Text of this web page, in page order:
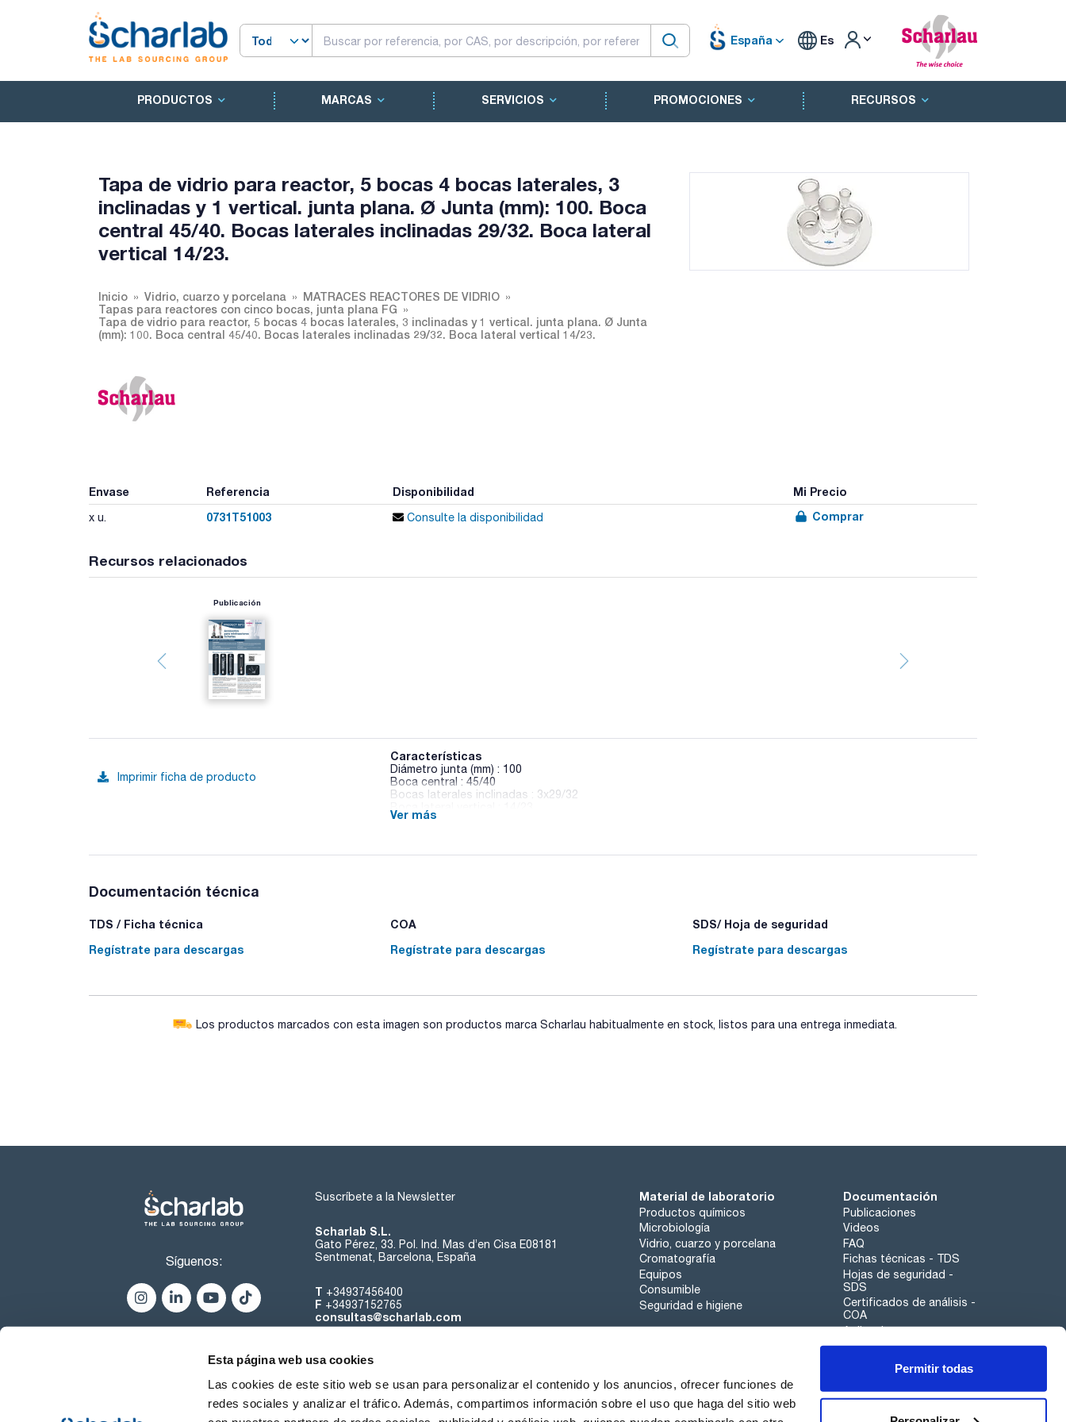
Esta página web usa cookies
Las cookies de este sitio web se usan para personalizar el contenido y los anuncios, ofrecer funciones de
redes sociales y analizar el tráfico. Además, compartimos información sobre el uso que haga del sitio web
Permitir todas
España Es
PRODUCTOS MARCAS SERVICIOS PROMOCIONES RECURSOS
Tapa de vidrio para reactor, 5 bocas 4 bocas laterales, 3
inclinadas y 1 vertical. junta plana. Ø Junta (mm): 100. Boca
central 45/40. Bocas laterales inclinadas 29/32. Boca lateral
vertical 14/23.
Inicio Vidrio, cuarzo y porcelana
MATRACES REACTORES DE VIDRIO
Tapas para reactores con cinco bocas, junta plana FG
Tapa de vidrio para reactor, 5 bocas 4 bocas laterales, 3 inclinadas y 1 vertical. junta plana. Ø Junta
(mm): 100. Boca central 45/40. Bocas laterales inclinadas 29/32. Boca lateral vertical 14/23.
Envase Referencia Disponibilidad Mi Precio
x u. 0731T51003 Consulte la disponibilidad Comprar
Recursos relacionados
Publicación
Imprimir ficha de producto
Características
Diámetro junta (mm) : 100
Boca central : 45/40
Bocas laterales inclinadas : 3x29/32
Pack (u.) : 1
Ver más
Documentación técnica
TDS / Ficha técnica
Regístrate para descargas
COA
Regístrate para descargas
SDS/ Hoja de seguridad
Regístrate para descargas
Los productos marcados con esta imagen son productos marca Scharlau habitualmente en stock, listos para una entrega inmediata.
Síguenos:
Suscríbete a la Newsletter
Scharlab S.L.
Gato Pérez, 33. Pol. Ind. Mas d’en Cisa E08181
Sentmenat, Barcelona, España
T +34937456400
F +34937152765
consultas@scharlab.com
Material de laboratorio
Productos químicos
Microbiología
Vidrio, cuarzo y porcelana
Cromatografía
Equipos
Consumible
Seguridad e higiene
Documentación
Publicaciones
Videos
FAQ
Fichas técnicas - TDS
Hojas de seguridad -
SDS
Certificados de análisis -
COA
Aplicaciones
Tabla Periódica
Canal de denuncias